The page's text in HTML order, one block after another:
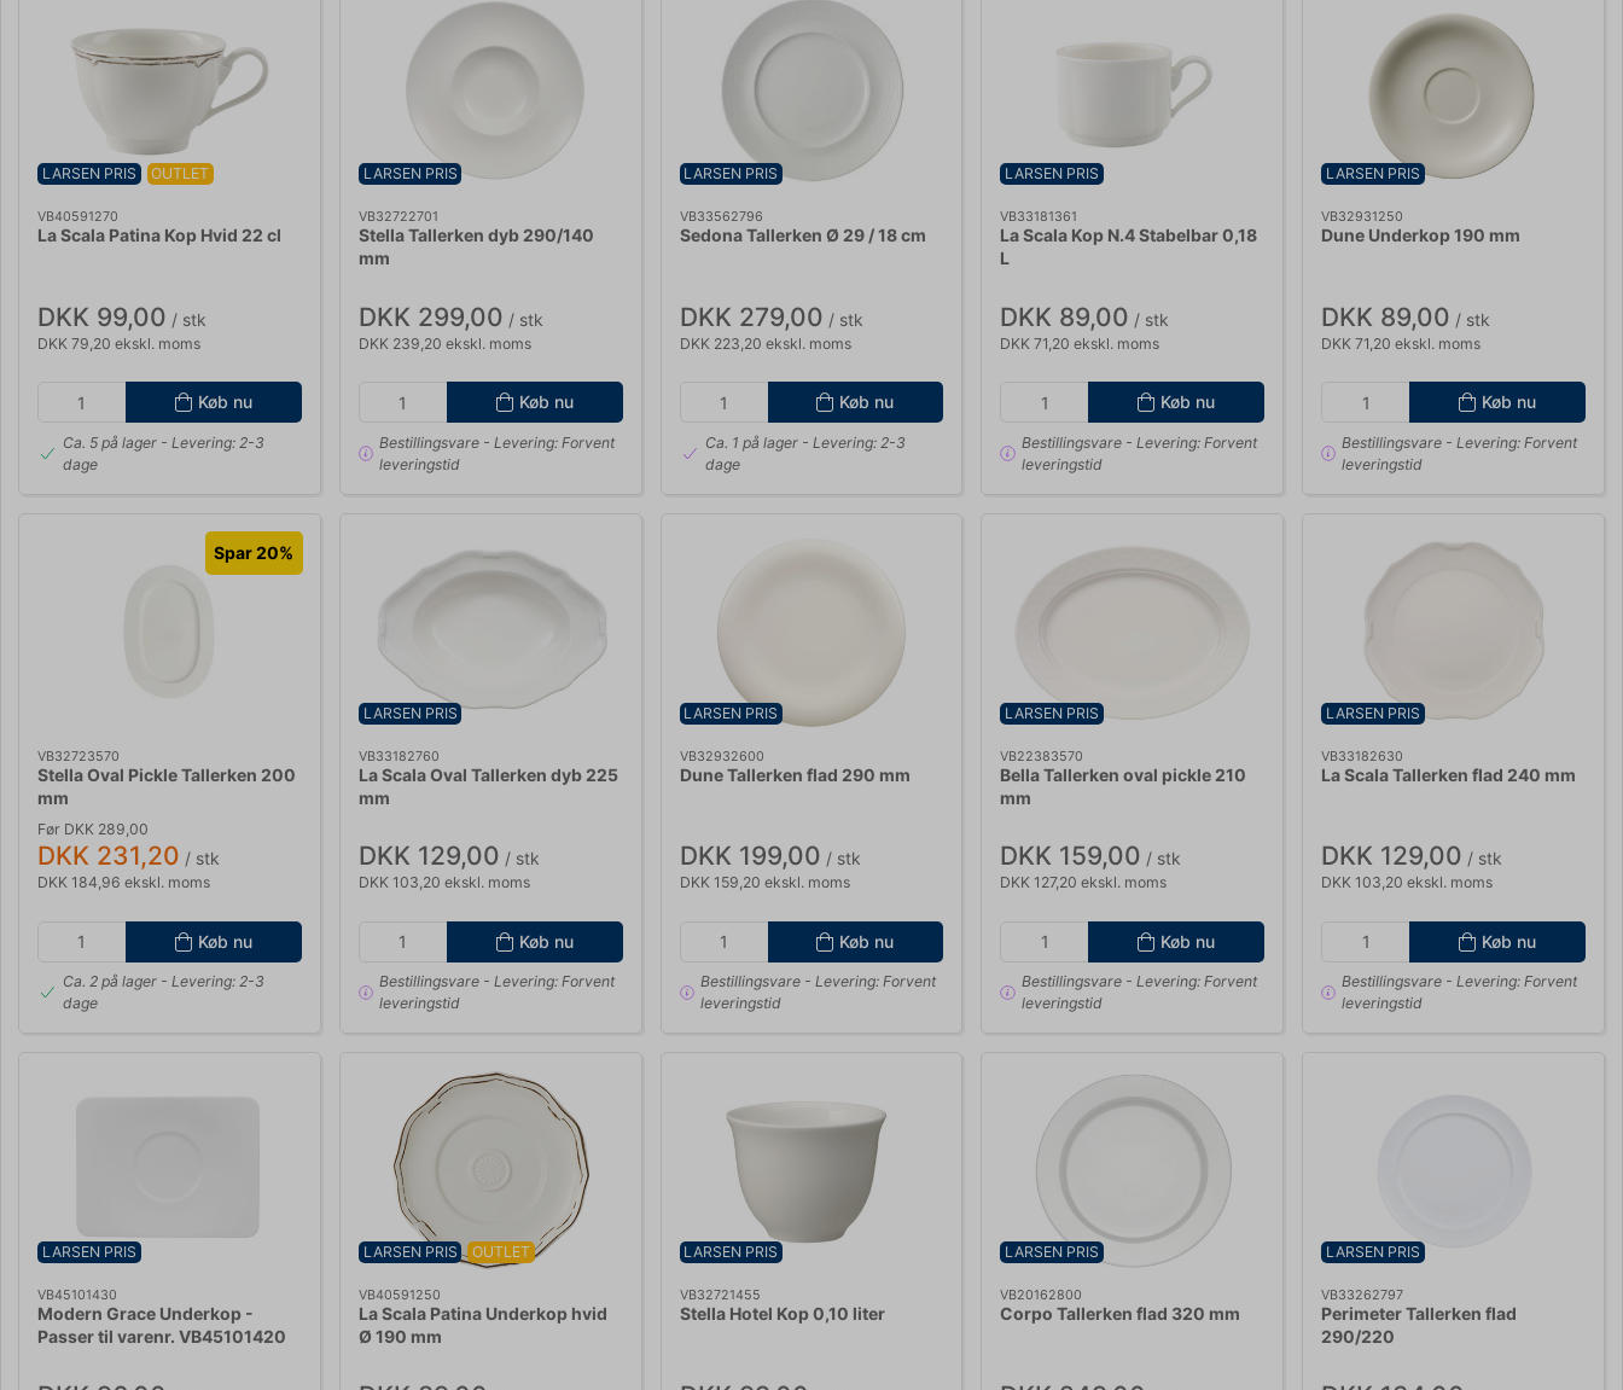
LARSEN PRIS OUTLET
VB40591270
La Scala Patina Kop Hvid 22 cl
DKK 99,00 / stk
DKK 79,20 ekskl. moms
Køb nu
Ca. 5 på lager- Levering: 2-3
dage
LARSEN PRIS
VB32722701
Stella Tallerken dyb 290/140
mm
DKK 299,00 / stk
DKK 239,20 ekskl. moms
Køb nu
Bestillingsvare- Levering: Forvent
leveringstid
LARSEN PRIS
VB33562796
Sedona Tallerken Ø 29 / 18 cm
DKK 279,00 / stk
DKK 223,20 ekskl. moms
Køb nu
Ca. 1 på lager- Levering: 2-3
dage
LARSEN PRIS
VB33181361
La Scala Kop N.4 Stabelbar 0,18
L
DKK 89,00 / stk
DKK 71,20 ekskl. moms
Køb nu
Bestillingsvare- Levering: Forvent
leveringstid
LARSEN PRIS
VB32931250
Dune Underkop 190 mm
DKK 89,00 / stk
DKK 71,20 ekskl. moms
Køb nu
Bestillingsvare - Levering: Forvent
leveringstid
Spar 20%
VB32723570
Stella Oval Pickle Tallerken 200
mm
Før DKK 289,00
DKK 231,20 / stk
DKK 184,96 ekskl. moms
Køb nu
Ca. 2 på lager- Levering: 2-3
dage
LARSEN PRIS
VB33182760
La Scala Oval Tallerken dyb 225
mm
DKK 129,00 / stk
DKK 103,20 ekskl. moms
Køb nu
Bestillingsvare- Levering: Forvent
leveringstid
LARSEN PRIS
VB32932600
Dune Tallerken flad 290 mm
DKK 199,00 / stk
DKK 159,20 ekskl. moms
Køb nu
Bestillingsvare- Levering: Forvent
leveringstid
LARSEN PRIS
VB22383570
Bella Tallerken oval pickle 210
mm
DKK 159,00 / stk
DKK 127,20 ekskl. moms
Køb nu
Bestillingsvare- Levering: Forvent
leveringstid
LARSEN PRIS
VB33182630
La Scala Tallerken flad 240 mm
DKK 129,00 / stk
DKK 103,20 ekskl. moms
Køb nu
Bestillingsvare - Levering: Forvent
leveringstid
LARSEN PRIS
VB45101430
Modern Grace Underkop -
Passer til varenr. VB45101420
LARSEN PRIS OUTLET
VB40591250
La Scala Patina Underkop hvid
Ø 190 mm
LARSEN PRIS
VB32721455
Stella Hotel Kop 0,10 liter
LARSEN PRIS
VB20162800
Corpo Tallerken flad 320 mm
LARSEN PRIS
VB33262797
Perimeter Tallerken flad
290/220